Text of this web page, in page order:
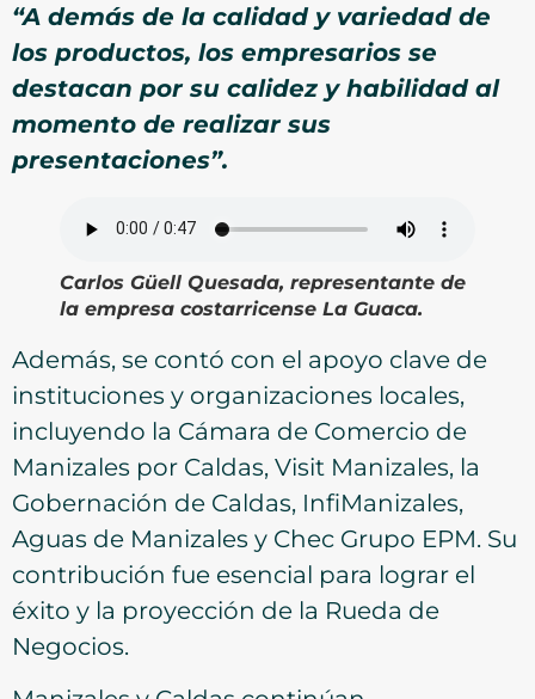
“A demás de la calidad y variedad de
los productos, los empresarios se
destacan por su calidez y habilidad al
momento de realizar sus
presentaciones”.
Carlos Güell Quesada, representante de
la empresa costarricense La Guaca.
Además, se contó con el apoyo clave de
instituciones y organizaciones locales,
incluyendo la Cámara de Comercio de
Manizales por Caldas, Visit Manizales, la
Gobernación de Caldas, InfiManizales,
Aguas de Manizales y Chec Grupo EPM. Su
contribución fue esencial para lograr el
éxito y la proyección de la Rueda de
Negocios.